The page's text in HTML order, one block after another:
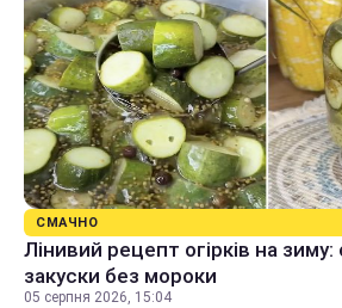
СМАЧНО
Лінивий рецепт огірків на зиму:
закуски без мороки
05 серпня 2026, 15:04